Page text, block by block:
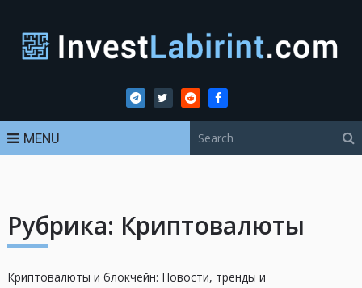
MENU
Рубрика: Криптовалюты
Криптовалюты и блокчейн: Новости, тренды и